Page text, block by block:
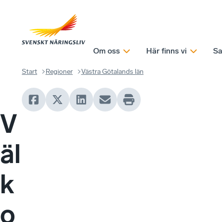
Om oss Här finns vi
Start Regioner Västra Götalands län
V
äl
k
o